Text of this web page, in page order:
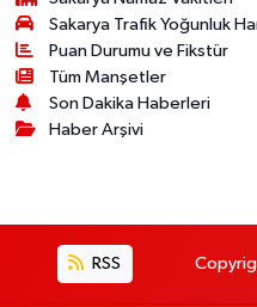
Sakarya Trafik Yoğunluk
Puan Durumu ve Fikstür
Tüm Manşetler
Son Dakika Haberleri
Haber Arşivi
RSS